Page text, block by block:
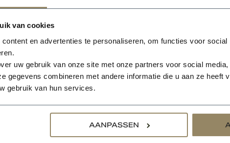
van cookies
en advertenties te personaliseren, om functies voor
uw gebruik van onze site met onze partners voor social
gegevens combineren met andere informatie die u aan ze heeft
gebruik van hun services.
AANPASSEN
van de vloer tegen de plint
u een offerte wenst te ontvangen inclusief legservice,
deze pagina.
u naast het leggen van de vloer ook een deurmat bij ons
leggen van de vloer.
telefonisch of per mail is bevestigd door KempiQ.